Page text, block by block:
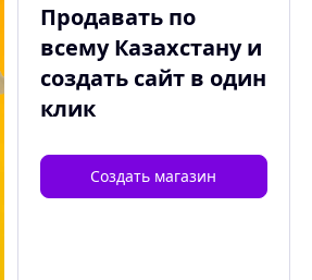
Продавать по
всему Казахстану и
создать сайтв один
клик
Создать магазин